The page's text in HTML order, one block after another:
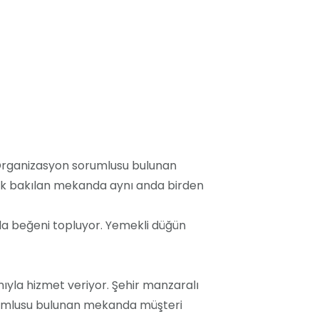
sorumlusu bulunan
bakılan mekanda aynı anda birden
beğeni topluyor. Yemekli düğün
hizmet veriyor. Şehir manzaralı
bulunan mekanda müşteri